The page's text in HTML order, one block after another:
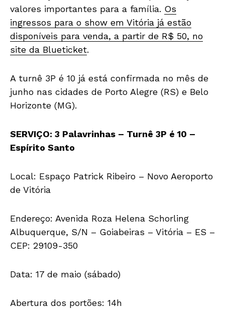
valores importantes para a família. Os
ingressos para o show em Vitória já estão
disponíveis para venda, a partir de R$ 50, no
site da Blueticket.
A turnê 3P é 10 já está confirmada no mês de
junho nas cidades de Porto Alegre (RS) e Belo
Horizonte (MG).
SERVIÇO: 3 Palavrinhas – Turnê 3P é 10 –
Espírito Santo
Local: Espaço Patrick Ribeiro – Novo Aeroporto
de Vitória
Endereço: Avenida Roza Helena Schorling
Albuquerque, S/N – Goiabeiras – Vitória – ES –
CEP: 29109-350
Data: 17 de maio (sábado)
Abertura dos portões: 14h